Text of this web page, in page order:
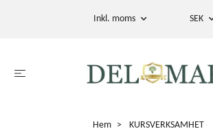
Inkl. moms SEK
Hem
KURSVERKSAMHET